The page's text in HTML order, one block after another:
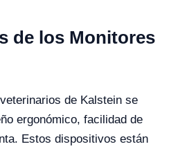
de los Monitores
de Kalstein se
ergonómico, facilidad de
Estos dispositivos están